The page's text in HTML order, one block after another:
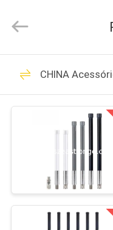
LAR
PRODUTOS
SOBRE
NÓS
EASTLONGE
ELECTRONICS(HK)
Rights
CHINA